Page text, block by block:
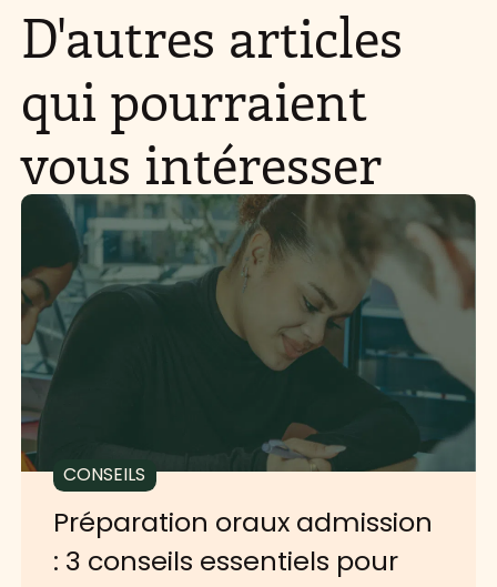
D'autres articles
qui pourraient
vous intéresser
CONSEILS
Préparation oraux admission
: 3 conseils essentiels pour